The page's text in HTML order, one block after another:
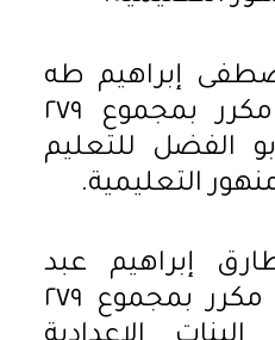
إبراهيم طه
الهابط – الأولى مكرر بمجموع ٢٧٩
الفضل للتعليم
التعليمية.
إبراهيم عبد
المحسن – الأولى مكرر بمجموع ٢٧٩